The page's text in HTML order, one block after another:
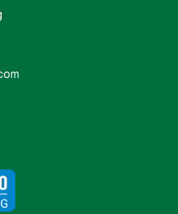
tủ.
D400 x H390mm.
nướng: 1000W.